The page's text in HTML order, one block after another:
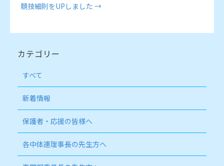
競技細則をUPしました →
カテゴリー
すべて
新着情報
保護者・応援の皆様へ
各中体連理事長の先生方へ